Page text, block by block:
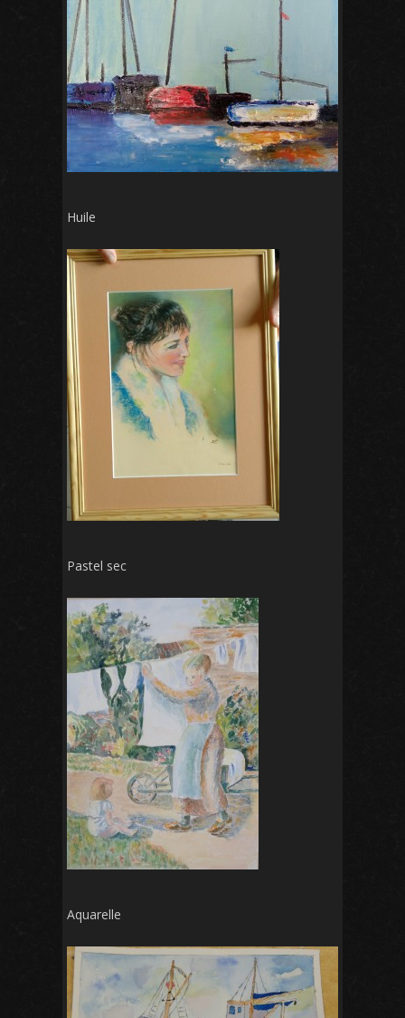
Huile
Pastel sec
Aquarelle